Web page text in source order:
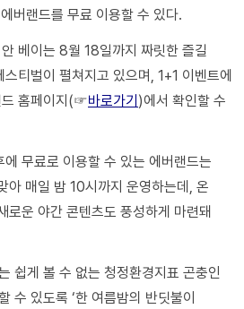
버랜드를 무료 이용할 수 있다.
베이는 8월 18일까지 짜릿한 즐길
티벌이 펼쳐지고 있으며, 1+1 이벤트에
드 홈페이지(☞바로가기)에서 확인할 수
무료로 이용할 수 있는 에버랜드는
아 매일 밤 10시까지 운영하는데, 온
로운 야간 콘텐츠도 풍성하게 마련돼
쉽게 볼 수 없는 청정환경지표 곤충인
수 있도록 ‘한 여름밤의 반딧불이